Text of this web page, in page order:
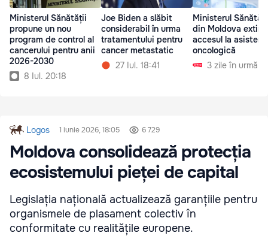
Ministerul Sănătății
propune un nou
program de control al
cancerului pentru anii
2026-2030
8 Iul. 20:18
Joe Biden a slăbit
considerabil în urma
tratamentului pentru
cancer metastatic
27 Iul. 18:41
Ministerul
din Moldova
accesul la
oncologică
3 zile în urmă
Logos 1 iunie 2026, 18:05 6 729
Moldova consolidează protecția
ecosistemului pieței de capital
Legislația națională actualizează garanțiile pentru
organismele de plasament colectiv în
conformitate cu realitățile europene.